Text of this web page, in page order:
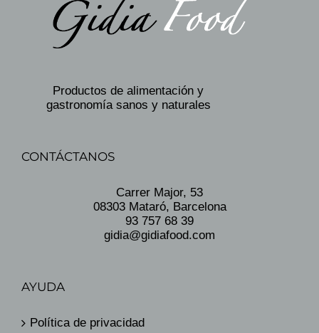
Productos de alimentación y
gastronomía sanos y naturales
CONTÁCTANOS
Carrer Major, 53
08303 Mataró, Barcelona
93 757 68 39
gidia@gidiafood.com
AYUDA
Política de privacidad